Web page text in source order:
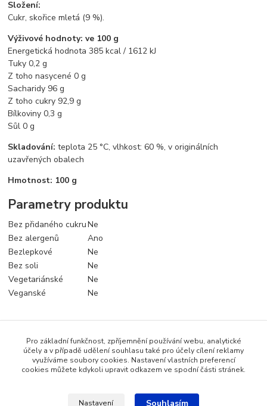
Složení:
Cukr, skořice mletá (9 %).
Výživové hodnoty: ve 100 g
Energetická hodnota 385 kcal / 1612 kJ
Tuky 0,2 g
Z toho nasycené 0 g
Sacharidy 96 g
Z toho cukry 92,9 g
Bílkoviny 0,3 g
Sůl 0 g
Skladování: teplota 25 °C, vlhkost: 60 %, v originálních
uzavřených obalech
Hmotnost: 100 g
Parametry produktu
Bez přidaného cukruNe
Bez alergenů
Ano
Bezlepkové
Ne
Bez soli
Ne
Vegetariánské
Ne
Veganské
Ne
Zboží zařazeno v kategoriích
Koření a dochucovadla
Pro základní funkčnost, zpříjemnění používání webu, analytické
účely a v případě udělení souhlasu také pro účely cílení reklamy
využíváme soubory cookies. Nastavení vlastních preferencí
cookies můžete kdykoli upravit odkazem ve spodní části stránek.
Nastavení Souhlasím